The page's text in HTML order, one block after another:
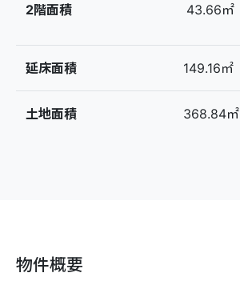
2階面積 43.66㎡
延床面積 149.16㎡
土地面積 368.84㎡
物件概要